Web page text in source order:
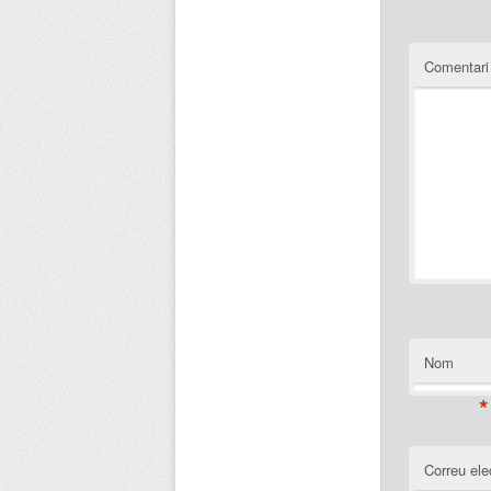
Comentari
Nom
*
Correu